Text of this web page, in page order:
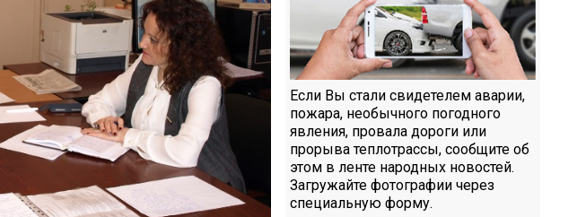
Если Вы стали свидетелем аварии,
пожара, необычного погодного
явления, провала дороги или
прорыва теплотрассы, сообщите об
этом в ленте народных новостей.
Загружайте фотографии через
специальную форму.